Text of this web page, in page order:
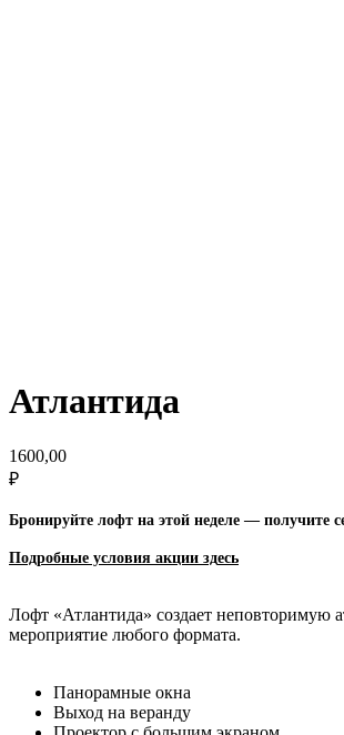
Атлантида
1600,00
₽
Бронируйте лофт на этой неделе — получите
Подробные условия акции здесь
Лофт «Атлантида» создает неповторимую
мероприятие любого формата.
Панорамные окна
Выход на веранду